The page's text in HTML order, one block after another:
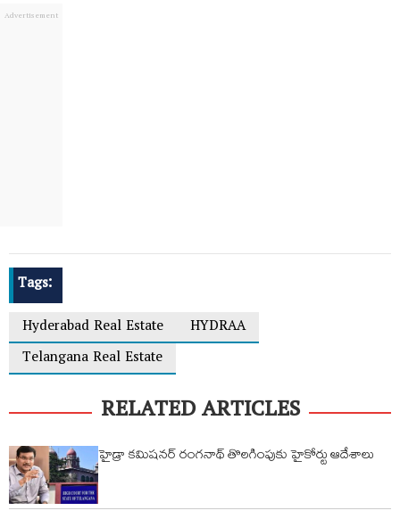
Tags:
Hyderabad Real Estate
HYDRAA
Telangana Real Estate
RELATED ARTICLES
హైడ్రా కమిషనర్ రంగనాథ్ తొలగింపుకు హైకోర్టు ఆదేశాలు